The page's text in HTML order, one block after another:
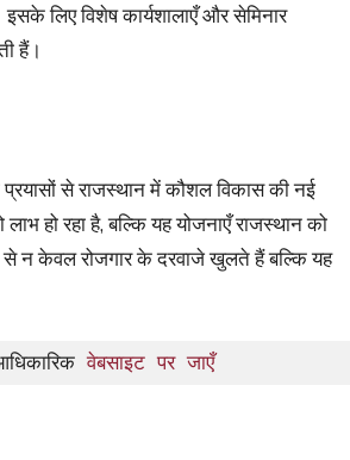
इसके लिए विशेष कार्यशालाएँ और सेमिनार
हैं।
से राजस्थान में कौशल विकास की नई
हो रहा है, बल्कि यह योजनाएँ राजस्थान को
से न केवल रोजगार के दरवाजे खुलते हैं बल्कि यह
वेबसाइट पर जाएँ